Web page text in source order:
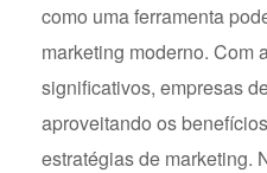
como uma ferramenta
marketing moderno. Com
significativos, empresas
aproveitando os
estratégias de marketing.